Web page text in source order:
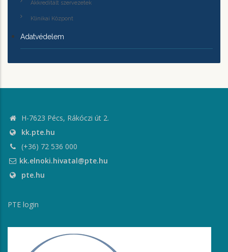
Akkreditált szervezetek
Klinikai Központ
Adatvédelem
H-7623 Pécs, Rákóczi út 2.
kk.pte.hu
(+36) 72 536 000
kk.elnoki.hivatal@pte.hu
pte.hu
PTE login